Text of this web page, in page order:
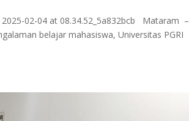
02-04 at 08.34.52_5a832bcb Mataram –
belajar mahasiswa, Universitas PGRI